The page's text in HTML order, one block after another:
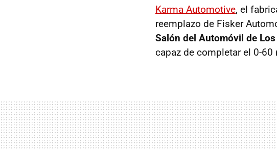
Karma Automotive, el
reemplazo de Fisker
Salón del Automóvil de
capaz de completar el 0-